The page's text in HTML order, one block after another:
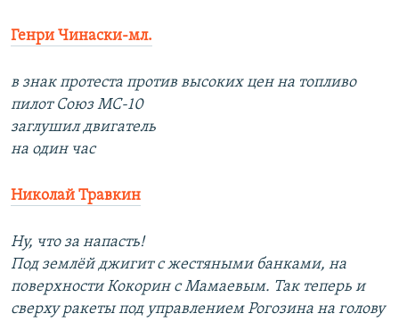
Генри Чинаски-мл.
в знак протеста против высоких цен на топливо
пилот Союз МС-10
заглушил двигатель
на один час
Николай Травкин
Ну, что за напасть!
Под землёй джигит с жестяными банками, на
поверхности Кокорин с Мамаевым. Так теперь и
сверху ракеты под управлением Рогозина на голову